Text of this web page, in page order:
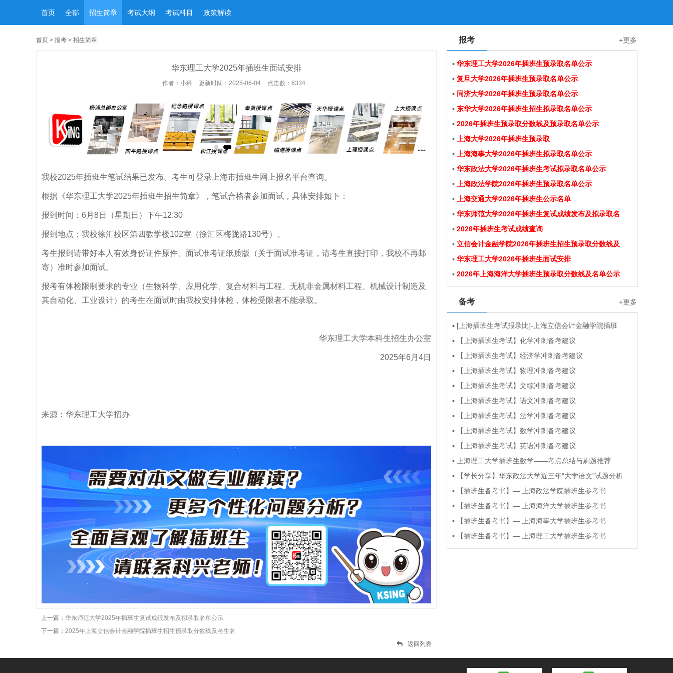
首页 全部 招生简章 考试大纲 考试科目 政策解读
首页 > 报考 > 招生简章
华东理工大学2025年插班生面试安排
作者：小科 更新时间：2025-06-04 点击数： 6334
我校2025年插班生笔试结果已发布。考生可登录上海市插班生网上报名平台查询。
根据《华东理工大学2025年插班生招生简章》，笔试合格者参加面试，具体安排如下：
报到时间：6月8日（星期日）下午12:30
报到地点：我校徐汇校区第四教学楼102室（徐汇区梅陇路130号）。
考生报到请带好本人有效身份证件原件、面试准考证纸质版（关于面试准考证，请考生直接打印，我校不再邮
寄）准时参加面试。
报考有体检限制要求的专业（生物科学、应用化学、复合材料与工程、无机非金属材料工程、机械设计制造及
其自动化、工业设计）的考生在面试时由我校安排体检，体检受限者不能录取。
华东理工大学本科生招生办公室
2025年6月4日
来源： 华东理工大学招办
上一篇： 华东师范大学2025年插班生复试成绩发布及拟录取名单公示
下一篇： 2025年上海立信会计金融学院插班生招生预录取分数线及考生名
返回列表
报考 +更多
▪ 华东理工大学2026年插班生预录取名单公示
▪ 复旦大学2026年插班生预录取名单公示
▪ 同济大学2026年插班生预录取名单公示
▪ 东华大学2026年插班生招生拟录取名单公示
▪ 2026年插班生预录取分数线及预录取名单公示
▪
上海大学2026年插班生预录取
▪
上海海事大学2026年插班生拟录取名单公示
▪ 华东政法大学2026年插班生考试拟录取名单公示
▪
上海政法学院2026年插班生预录取名单公示
▪
上海交通大学2026年插班生公示名单
▪ 华东师范大学2026年插班生复试成绩发布及拟录取名
▪ 2026年插班生考试成绩查询
▪ 立信会计金融学院2026年插班生招生预录取分数线及
▪ 华东理工大学2026年插班生面试安排
▪ 2026年上海海洋大学插班生预录取分数线及名单公示
备考 +更多
▪ [上海插班生考试报录比]-上海立信会计金融学院插班
▪
【上海插班生考试】化学冲刺备考建议
▪
【上海插班生考试】经济学冲刺备考建议
▪
【上海插班生考试】物理冲刺备考建议
▪
【上海插班生考试】文综冲刺备考建议
▪
【上海插班生考试】语文冲刺备考建议
▪
【上海插班生考试】法学冲刺备考建议
▪
【上海插班生考试】数学冲刺备考建议
▪
【上海插班生考试】英语冲刺备考建议
▪
上海理工大学插班生数学——考点总结与刷题推荐
▪
【学长分享】华东政法大学近三年“大学语文”试题分析
▪
【插班生备考书】— 上海政法学院插班生参考书
▪
【插班生备考书】— 上海海洋大学插班生参考书
▪
【插班生备考书】— 上海海事大学插班生参考书
▪
【插班生备考书】— 上海理工大学插班生参考书